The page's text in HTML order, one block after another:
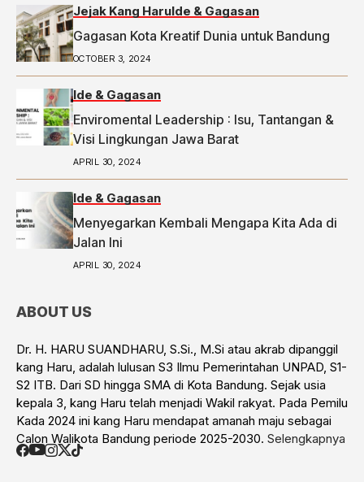
Jejak Kang HaruIde & Gagasan
Gagasan Kota Kreatif Dunia untuk Bandung
OCTOBER 3, 2024
Ide & Gagasan
Enviromental Leadership : Isu, Tantangan &
Visi Lingkungan Jawa Barat
APRIL 30, 2024
Ide & Gagasan
Menyegarkan Kembali Mengapa Kita Ada di
Jalan Ini
APRIL 30, 2024
ABOUT US
Dr. H. HARU SUANDHARU, S.Si., M.Si atau akrab dipanggil
kang Haru, adalah lulusan S3 Ilmu Pemerintahan UNPAD, S1-
S2 ITB. Dari SD hingga SMA di Kota Bandung. Sejak usia
kepala 3, kang Haru telah menjadi Wakil rakyat. Pada Pemilu
Kada 2024 ini kang Haru mendapat amanah maju sebagai
Calon Walikota Bandung periode 2025-2030. Selengkapnya